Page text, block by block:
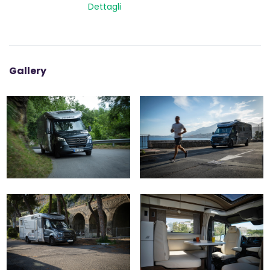
soluzioni di stivaggio che rendono il viaggio confortevole.
ovunque ci si trovi. HYMER B-Klasse MasterLine T è la scelta
ideale per chi desidera viaggiare con stile e comodità,
Dettagli
Gallery